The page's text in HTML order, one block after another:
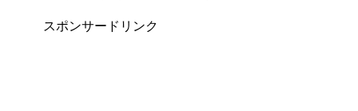
スポンサードリンク